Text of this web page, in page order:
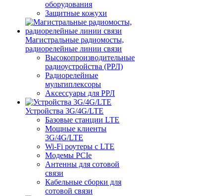
оборудования
Защитные кожухи
Магистральные радиомосты,
радиорелейные линии связи
Высокопроизводительные
радиоустройства (РРЛ)
Радиорелейные
мультиплексоры
Аксессуары для РРЛ
Устройства 3G/4G/LTE
Базовые станции LTE
Мощные клиенты
3G/4G/LTE
Wi-Fi роутеры с LTE
Модемы PCIe
Антенны для сотовой
связи
Кабельные сборки для
сотовой связи